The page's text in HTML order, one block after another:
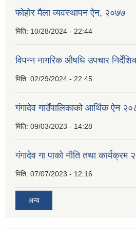
फोहोर मैला व्यवस्थापन ऐन, २०७७
मिति: 10/28/2024 - 22:44
विपन्न नागरिक औषधि उपचार
मिति: 02/29/2024 - 22:45
गंगादेव गाउँपालिकाको आर्थिक ऐन
मिति: 09/03/2023 - 14:28
गंगादेव गा पाको नीति तथा
मिति: 07/07/2023 - 12:16
अन्य